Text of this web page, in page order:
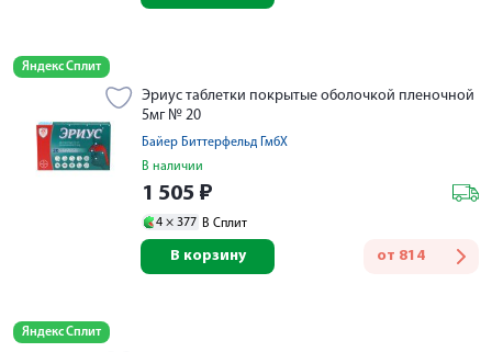
Яндекс Сплит
Эриус таблетки покрытые оболочкой пленочной
5мг № 20
Байер Биттерфельд ГмбХ
В наличии
1 505 ₽
4 × 377 В Сплит
от 814
В корзину
Яндекс Сплит